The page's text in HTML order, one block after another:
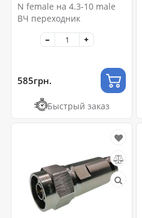
N female на 4.3-10 male
ВЧ переходник
585грн.
Быстрый заказ